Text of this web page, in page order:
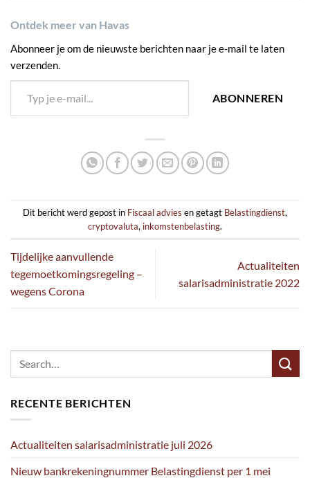
Ontdek meer van Havas
Abonneer je om de nieuwste berichten naar je e-mail te laten
verzenden.
Typ je e-mail...
ABONNEREN
Dit bericht werd gepost in Fiscaal advies en getagt Belastingdienst,
cryptovaluta, inkomstenbelasting.
Tijdelijke aanvullende
tegemoetkomingsregeling –
wegens Corona
Actualiteiten
salarisadministratie 2022
RECENTE BERICHTEN
Actualiteiten salarisadministratie juli 2026
Nieuw bankrekeningnummer Belastingdienst per 1 mei